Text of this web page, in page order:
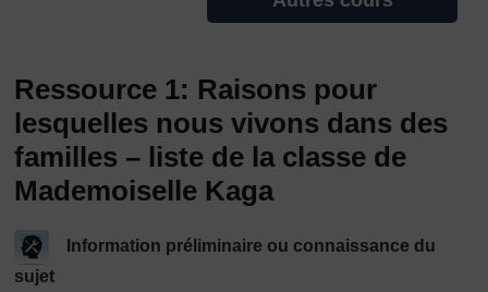
Ressource 1: Raisons pour
lesquelles nous vivons dans des
familles – liste de la classe de
Mademoiselle Kaga
Information préliminaire ou connaissance du
sujet